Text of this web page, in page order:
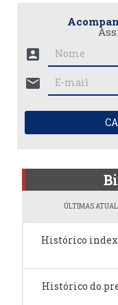
account_box
mail
ÚLTIMAS
Histórico
Histórico do